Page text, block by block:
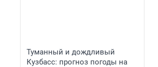
Туманный и дождливый
Кузбасс: прогноз погоды на